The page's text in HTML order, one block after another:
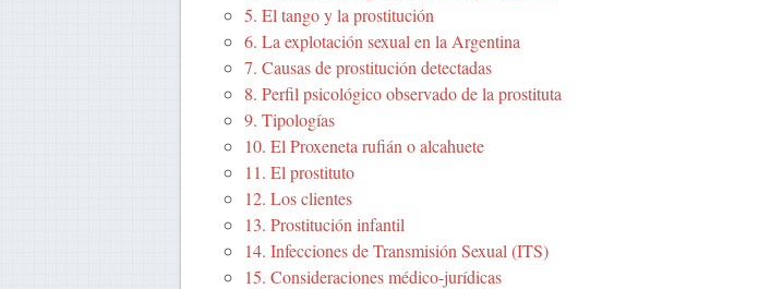
5. El tango y la prostitución
6. La explotación sexual en la Argentina
7. Causas de prostitución detectadas
8. Perfil psicológico observado de la prostituta
9. Tipologías
10. El Proxeneta rufián o alcahuete
11. El prostituto
12. Los clientes
13. Prostitución infantil
14. Infecciones de Transmisión Sexual (ITS)
15. Consideraciones médico-jurídicas